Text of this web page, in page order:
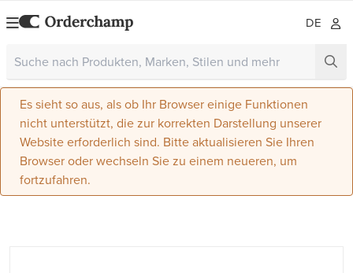
DE
Es sieht so aus, als ob Ihr Browser einige Funktionen
nicht unterstützt, die zur korrekten Darstellung unserer
Website erforderlich sind. Bitte aktualisieren Sie Ihren
Browser oder wechseln Sie zu einem neueren, um
fortzufahren.